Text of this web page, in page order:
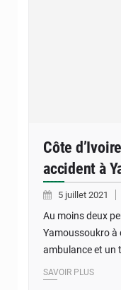
Côte
accident à
5 juillet 2021
Au moins deux
Yamoussoukro à
ambulance et un
SAVOIR PLUS